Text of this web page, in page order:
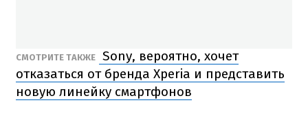
СМОТРИТЕ ТАКЖЕ
Sony, вероятно, хочет
отказаться от бренда Xperia и представить
новую линейку смартфонов